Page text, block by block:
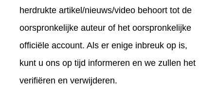
herdrukte artikel/nieuws/video behoort tot de
oorspronkelijke auteur of het oorspronkelijke
officiële account. Als er enige inbreuk op is,
kunt u ons op tijd informeren en we zullen het
verifiëren en verwijderen.